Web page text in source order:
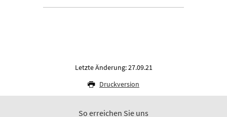
Letzte Änderung: 27.09.21
Druckversion
So erreichen Sie uns